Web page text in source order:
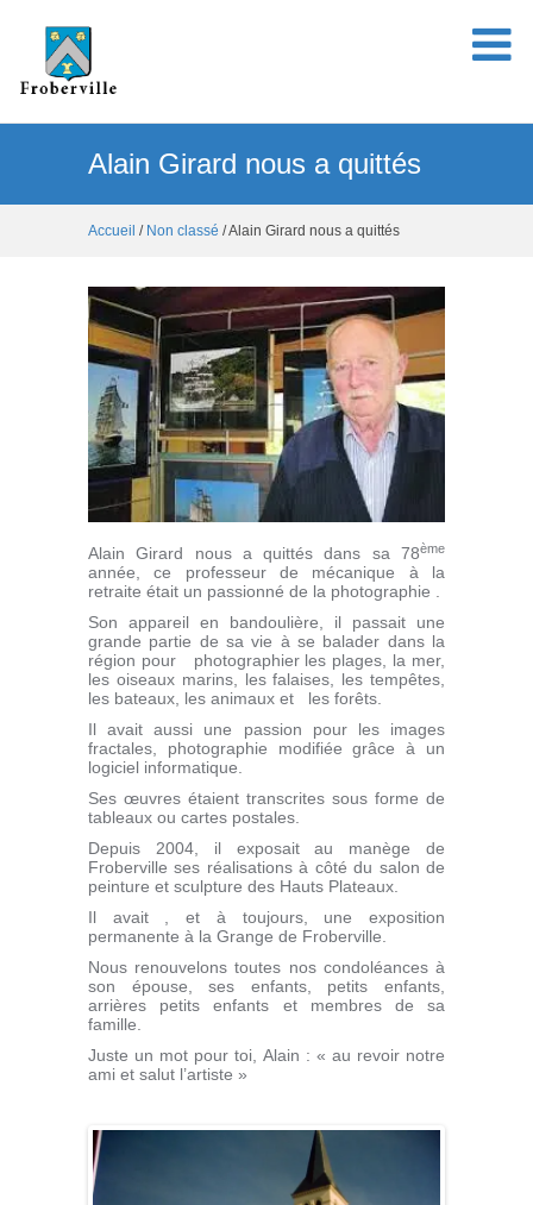
Alain Girard nous a quittés
Accueil / Non classé / Alain Girard nous a quittés
Alain Girard nous a quittés dans sa 78ème
année, ce professeur de mécanique à la
retraite était un passionné de la photographie .
Son appareil en bandoulière, il passait une
grande partie de sa vie à se balader dans la
région pour photographier les plages, la mer,
les oiseaux marins, les falaises, les tempêtes,
les bateaux, les animaux et les forêts.
Il avait aussi une passion pour les images
fractales, photographie modifiée grâce à un
logiciel informatique.
Ses œuvres étaient transcrites sous forme de
tableaux ou cartes postales.
Depuis 2004, il exposait au manège de
Froberville ses réalisations à côté du salon de
peinture et sculpture des Hauts Plateaux.
Il avait , et à toujours, une exposition
permanente à la Grange de Froberville.
Nous renouvelons toutes nos condoléances à
son épouse, ses enfants, petits enfants,
arrières petits enfants et membres de sa
famille.
Juste un mot pour toi, Alain : « au revoir notre
ami et salut l’artiste »